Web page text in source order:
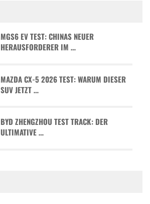
MGS6 EV TEST: CHINAS NEUER
HERAUSFORDERER IM …
MAZDA CX-5 2026 TEST: WARUM DIESER
SUV JETZT …
BYD ZHENGZHOU TEST TRACK: DER
ULTIMATIVE …